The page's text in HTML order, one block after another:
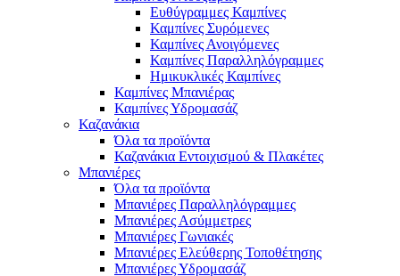
Ευθύγραμμες Καμπίνες
Καμπίνες Συρόμενες
Καμπίνες Ανοιγόμενες
Καμπίνες Παραλληλόγραμμες
Ημικυκλικές Καμπίνες
Καμπίνες Μπανιέρας
Καμπίνες Υδρομασάζ
Καζανάκια
Όλα τα προϊόντα
Καζανάκια Εντοιχισμού & Πλακέτες
Μπανιέρες
Όλα τα προϊόντα
Μπανιέρες Παραλληλόγραμμες
Μπανιέρες Ασύμμετρες
Μπανιέρες Γωνιακές
Μπανιέρες Ελεύθερης Τοποθέτησης
Μπανιέρες Υδρομασάζ